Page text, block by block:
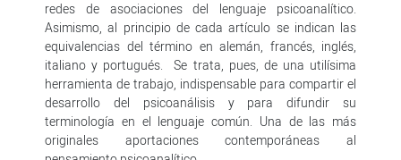
redes de asociaciones del lenguaje psicoanalítico.
Asimismo, al principio de cada artículo se indican las
equivalencias del término en alemán, francés, inglés,
italiano y portugués. Se trata, pues, de una utilísima
herramienta de trabajo, indispensable para compartir el
desarrollo del psicoanálisis y para difundir su
terminología en el lenguaje común. Una de las más
originales aportaciones contemporáneas al